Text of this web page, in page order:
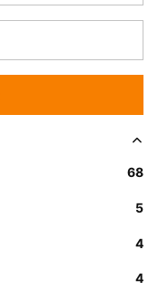
68
5
4
4